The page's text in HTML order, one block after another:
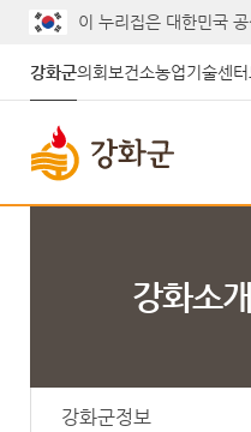
이 누리집은 대한민국
강화군의회 보건소농업기술센터
강화소개
강화군정보